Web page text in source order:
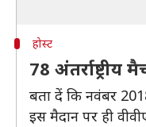
होस्ट
78
बता दें कि नवंबर
इस मैदान पर ही